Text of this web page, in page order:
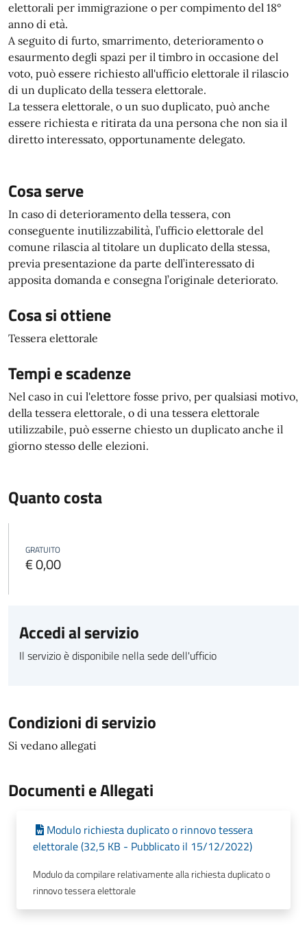
elettorali per immigrazione o per compimento del 18°
anno di età.
A seguito di furto, smarrimento, deterioramento o
esaurmento degli spazi per il timbro in occasione del
voto, può essere richiesto all'ufficio elettorale il rilascio
di un duplicato della tessera elettorale.
La tessera elettorale, o un suo duplicato, può anche
essere richiesta e ritirata da una persona che non sia il
diretto interessato, opportunamente delegato.
Cosa serve
In caso di deterioramento della tessera, con
conseguente inutilizzabilità, l’ufficio elettorale del
comune rilascia al titolare un duplicato della stessa,
previa presentazione da parte dell’interessato di
apposita domanda e consegna l’originale deteriorato.
Cosa si ottiene
Tessera elettorale
Tempi e scadenze
Nel caso in cui l'elettore fosse privo, per qualsiasi motivo,
della tessera elettorale, o di una tessera elettorale
utilizzabile, può esserne chiesto un duplicato anche il
giorno stesso delle elezioni.
Quanto costa
GRATUITO
€ 0,00
Accedi al servizio
Il servizio è disponibile nella sede dell'ufficio
Condizioni di servizio
Si vedano allegati
Documenti e Allegati
Modulo richiesta duplicato o rinnovo tessera
elettorale (32,5 KB - Pubblicato il 15/12/2022)
Modulo da compilare relativamente alla richiesta duplicato o
rinnovo tessera elettorale